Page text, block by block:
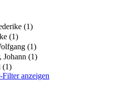
(1)
(1)
(1)
Johann (1)
(1)
Filter anzeigen